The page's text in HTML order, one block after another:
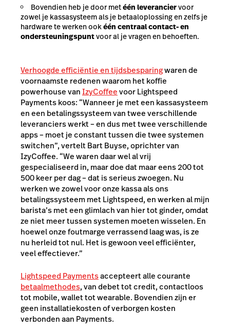
Bovendien heb je door metéén leveranciervoor
zowel je kassasysteem als je betaaloplossing en zelfs je
hardware te werken ookéén centraal contact- en
ondersteuningspuntvoor al je vragen en behoeften.
Verhoogde efficiëntie en tijdsbesparingwaren de
voornaamste redenen waarom het koffie
powerhouse vanIzyCoffeevoor Lightspeed
Payments koos: “Wanneer je met een kassasysteem
en een betalingssysteem van twee verschillende
leveranciers werkt – en dus met twee verschillende
apps – moet je constant tussen die twee systemen
switchen”, vertelt Bart Buyse, oprichter van
IzyCoffee. “We waren daar wel al vrij
gespecialiseerd in, maar doe dat maar eens 200 tot
500 keer per dag – dat is serieus zwoegen. Nu
werken we zowel voor onze kassa als ons
betalingssysteem met Lightspeed, en werken al mijn
barista’s met een glimlach van hier tot ginder, omdat
ze niet meer tussen systemen moeten wisselen. En
hoewel onze foutmarge verrassend laag was, is ze
nu herleid tot nul. Het is gewoon veel efficiënter,
veel effectiever.”
Lightspeed Paymentsaccepteert alle courante
betaalmethodes, van debet tot credit, contactloos
tot mobile, wallet tot wearable. Bovendien zijn er
geen installatiekosten of verborgen kosten
verbonden aan Payments.